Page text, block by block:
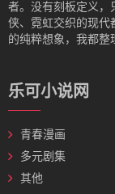
者。没有刻板定义，
侠、霓虹交织的现代
的纯粹想象，我都整
乐可小说网
青春漫画
多元剧集
其他